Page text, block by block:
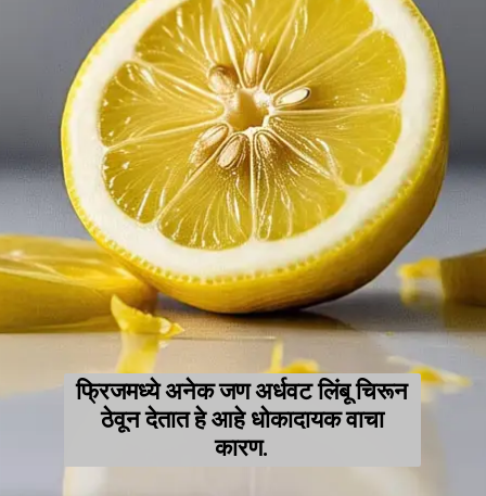
फ्रिजमध्ये अनेक जण अर्धवट लिंबू चिरून
ठेवून देतात हे आहे धोकादायक वाचा
कारण.